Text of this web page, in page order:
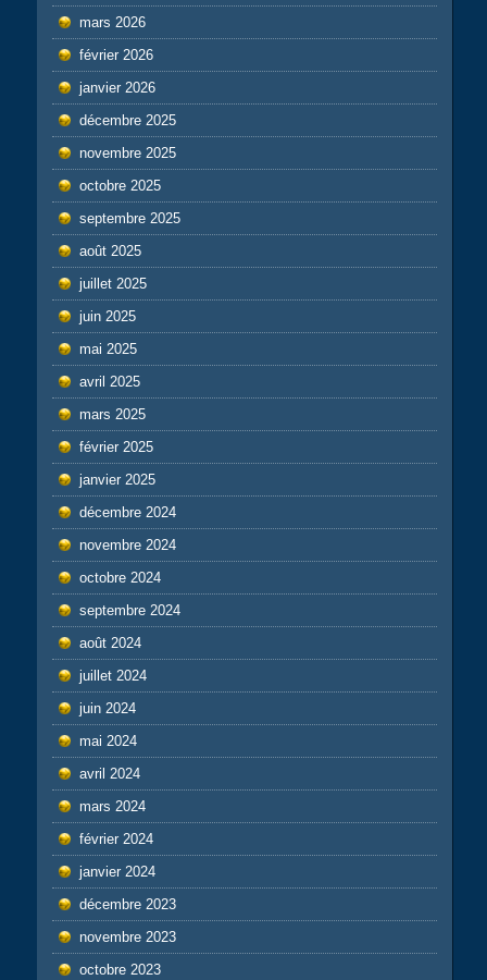
mars 2026
février 2026
janvier 2026
décembre 2025
novembre 2025
octobre 2025
septembre 2025
août 2025
juillet 2025
juin 2025
mai 2025
avril 2025
mars 2025
février 2025
janvier 2025
décembre 2024
novembre 2024
octobre 2024
septembre 2024
août 2024
juillet 2024
juin 2024
mai 2024
avril 2024
mars 2024
février 2024
janvier 2024
décembre 2023
novembre 2023
octobre 2023